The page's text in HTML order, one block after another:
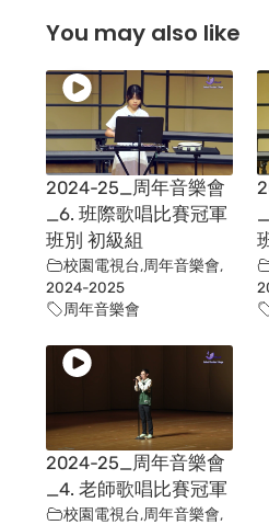
You may also like
2024-25_周年音樂會
_6. 班際歌唱比賽冠軍
班別 初級組
校園電視台,周年音樂會,
2024-2025
周年音樂會
2024-25_周年音樂會
_4. 老師歌唱比賽冠軍
校園電視台,周年音樂會,